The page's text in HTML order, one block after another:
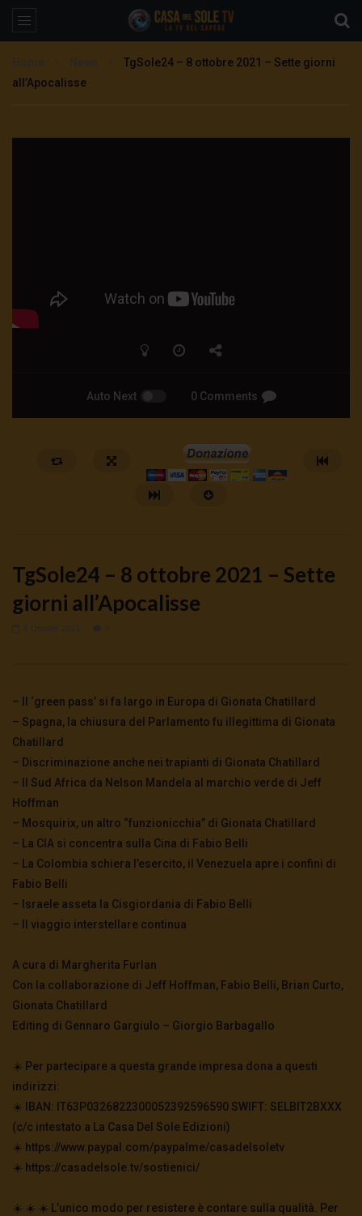
TgSole24 – 8 ottobre 2021 – Sette giorni
all’Apocalisse
Auto Next 0 Comments
56 0 0
0
279
TgSole24 – 8 ottobre 2021 – Sette
giorni all’Apocalisse
– Il ‘green pass’ si fa largo in Europa di Gionata Chatillard
– Spagna, la chiusura del Parlamento fu illegittima di Gionata
Chatillard
– Discriminazione anche nei trapianti di Gionata Chatillard
– Il Sud Africa da Nelson Mandela al marchio verde di Jeff
Hoffman
– Mosquirix, un altro “funzionicchia” di Gionata Chatillard
– La CIA si concentra sulla Cina di Fabio Belli
– La Colombia schiera l’esercito, il Venezuela apre i confini di
Fabio Belli
– Israele asseta la Cisgiordania di Fabio Belli
– Il viaggio interstellare continua
A cura di Margherita Furlan
Con la collaborazione di Jeff Hoffman, Fabio Belli, Brian Curto,
Gionata Chatillard
Editing di Gennaro Gargiulo – Giorgio Barbagallo
☀️ Per partecipare a questa grande impresa dona a questi
indirizzi:
☀️ IBAN: IT63P0326822300052392596590 SWIFT: SELBIT2BXXX
(c/c intestato a La Casa Del Sole Edizioni)
☀️ https://www.paypal.com/paypalme/casadelsoletv
☀️ https://casadelsole.tv/sostienici/
☀️ ☀️ ☀️ L’unico modo per resistere è contare sulla qualità. Per